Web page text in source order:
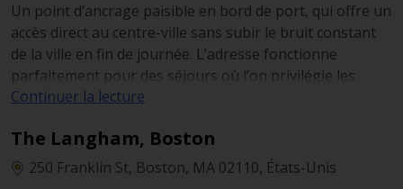
Un point d’ancrage paisible en bord de port, qui offre un
accès direct au centre-ville sans subir le bruit constant
de la ville en fin de journée. L’adresse fonctionne
parfaitement pour des séjours où l’on privilégie les
déplacements à pied avant de retrouver une
inclut le Seaport, le Waterfront et une courte excursion
hors de la ville, c’est une configuration particulièrement
Continuer la lecture
The Langham, Boston
250 Franklin St, Boston, MA 02110, États-Unis